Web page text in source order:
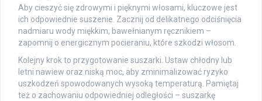
Aby cieszyć się zdrowymi i pięknymi włosami, kluczowe jest
ich odpowiednie suszenie. Zacznij od delikatnego odciśnięcia
nadmiaru wody miękkim, bawełnianym ręcznikiem –
zapomnij o energicznym pocieraniu, które szkodzi włosom.
Kolejny krok to przygotowanie suszarki. Ustaw chłodny lub
letni nawiew oraz niską moc, aby zminimalizować ryzyko
uszkodzeń spowodowanych wysoką temperaturą. Pamiętaj
też o zachowaniu odpowiedniej odległości – suszarkę